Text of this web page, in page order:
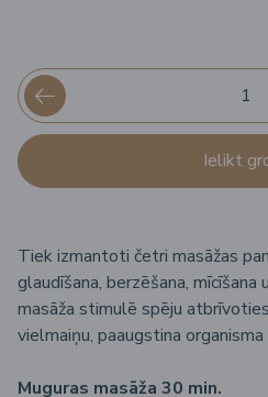
Ielikt
Tiek izmantoti četri masāžas
glaudīšana, berzēšana, mīcīšana
masāža stimulē spēju
vielmaiņu, paaugstina
Muguras masāža 30 min.